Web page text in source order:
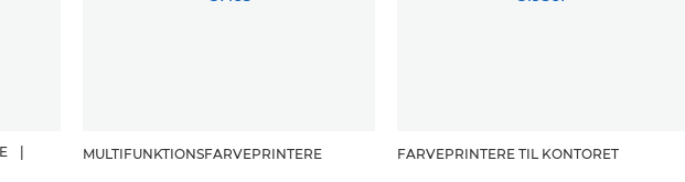
MULTIFUNKTIONSFARVEPRINTERE FARVEPRINTERE TIL KONTORET